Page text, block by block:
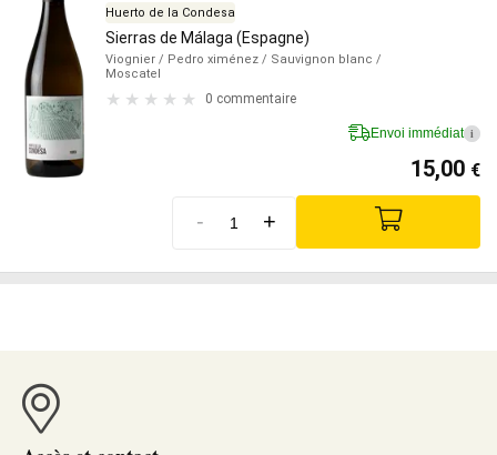
Huerto de la Condesa
Sierras de Málaga (Espagne)
Viognier / Pedro ximénez / Sauvignon blanc /
Moscatel
0 commentaire
Envoi immédiat i
15,00 €
- +